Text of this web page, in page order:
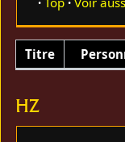
Titre
HZ